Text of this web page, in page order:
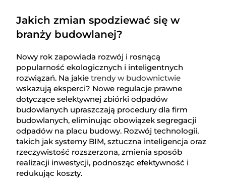
Jakich zmian spodziewać się w
branży budowlanej?
Nowy rok zapowiada rozwój i rosnącą
popularność ekologicznych i inteligentnych
rozwiązań. Na jakietrendy w budownictwie
wskazują eksperci? Nowe regulacje prawne
dotyczące selektywnej zbiórki odpadów
budowlanych upraszczają procedury dla firm
budowlanych, eliminując obowiązek segregacji
odpadów na placu budowy. Rozwój technologii,
takich jak systemy BIM, sztuczna inteligencja oraz
rzeczywistość rozszerzona, zmienia sposób
realizacji inwestycji, podnosząc efektywność i
redukując koszty.